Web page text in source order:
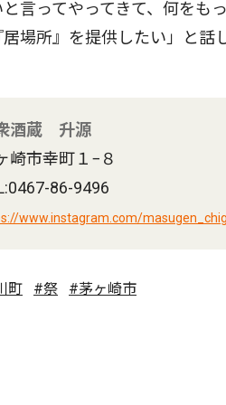
と言ってやってきて、何をも
場所』を提供したい」と話
酒蔵 升源
崎市幸町１−８
86-9496
www.instagram.com/
町 #祭 #茅ヶ崎市